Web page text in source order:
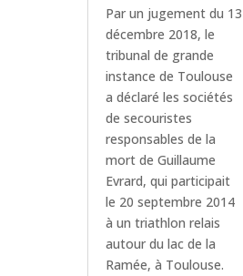
Par un jugement du 13
décembre 2018, le
tribunal de grande
instance de Toulouse
a déclaré les sociétés
de secouristes
responsables de la
mort de Guillaume
Evrard, qui participait
le 20 septembre 2014
à un triathlon relais
autour du lac de la
Ramée, à Toulouse.